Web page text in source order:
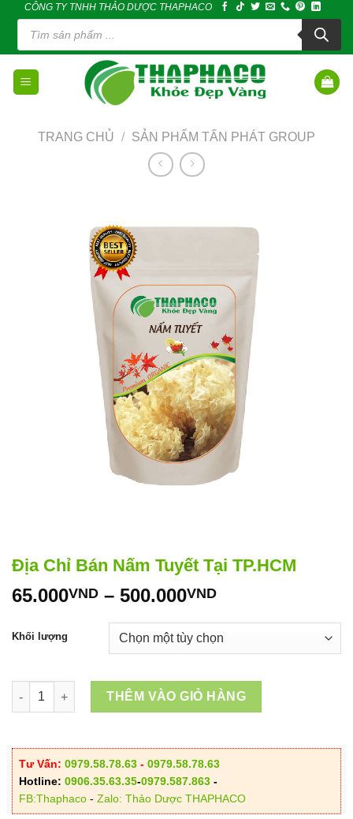
content
CÔNG TY TNHH THẢO DƯỢC THAPHACO
Tìm
kiếm
phẩm
TRANG CHỦ / SẢN PHẨM TẤN PHÁT GROUP
Địa Chỉ Bán Nấm Tuyết Tại TP.HCM
65.000VND – 500.000VNDKhoảng
từ
65.000VND
500.000VND
Khối lượng
Địa Chỉ Bán Nấm Tuyết Tại TP.HCM số lượng
THÊM VÀO GIỎ HÀNG
Tư Vấn: 0979.58.78.63 - 0979.58.78.63
Hotline: 0906.35.63.35-0979.587.863 -
FB:Thaphaco - Zalo: Thảo Dược THAPHACO